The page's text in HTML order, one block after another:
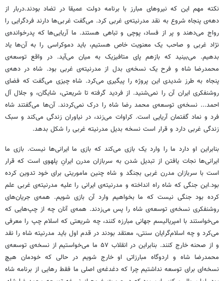
نکته مهم این که نیروهای مبارز با برنامه دولت عمیقا در تضاد بودند.دربار از
دهه‌ی پنجاه شروع به نقد مدرنیته‌ی غربی کرد. می‌گفت غربی‌ها دارند فردگرایی را
رواج می‌دهند و پر از فساد، پوچی و تباهی هستند. ما آریایی‌ها که پدرخوانده‌ی
نژاد غربی و صاحب یک معنویت خاص هستیم، باید دموکراسی را به آن‌ها یاد
بدهیم. می‌بینید که بازهم پای متافیزیک به میان می‌آید. در واقع توسعه‌ی
محمدرضا شاه و فرح یک نسخه‌ی بدل از مدرنیته‌ی غربی بود. شاه در دهه‌ی
پنجاه به طرز شدیدی این پروژه را پیگیری می‌کرد. شاه چیزی می‌گفت که فضای
روشنفکری ایران آن را نمی‌شنید. از فردید گرفته تا شریعتی، شایگان، و جلال آل
احمد... نسخه‌ی توسعه‌ی محمد رضا شاه را درک نمی‌کردند. آن‌ها می‌گفتند شاه
فرد و نماد گفتمان آریایی است. کراوات می‌زند، در نیاوران زندگی می‌کند و سبک
زندگی غربی دارد و قرار است نسخه بدیل مدرنیته غربی را شکل بدهد.
بنابراین او دارد ما را وارد یک بازی می‌کند که بازی ما ایرانی‌ها نیست. بازی ما
ایرانی‌ها نجات یافتن از تبدیل شدن به سربازان مدرن ایرانِ پلهوی است که قرار
است با سربازان مدرن غربی‌ بجنگد و شاه چنین ماموریتی برای خود تدوین کرده
بود.این جنگی که شاه راه انداخته و مدرنیته‌ی ایرانی را علیه مدرنیته‌ی غربی علم
کرده بود جنگی نیست که ما بخواهیم وارد آن بازی شویم. همه‌ی جریان‌های
روشنفکری نسخه‌ی توسعه‌ی شاه را پس می‌زدند. همه‌ی آنان چه از چپ‌هایی که
می‌خواستند با امپریالیسم جهانی مبارزه کنند، چه شریعتی که اسلام چپ را معرفی
می‌کرد و چه اسلام‌گرایان سنتی، معتقد بودند در قدم اول باید مدرنیته شاه را نقد
و از صحنه خارج کنند. بنابراین در انقلاب ۵۷ ما می‌خواستیم از نسخه‌ی توسعه‌ی
محمدرضا شاه و اردوگاه مبارزاتی او خارج شویم در حالی که خودمان هیچ
نسخه‌ای برای توسعه نداشتیم چرا که دغدغه‌ی اصلی ما فقط رهایی از برنامه شاه